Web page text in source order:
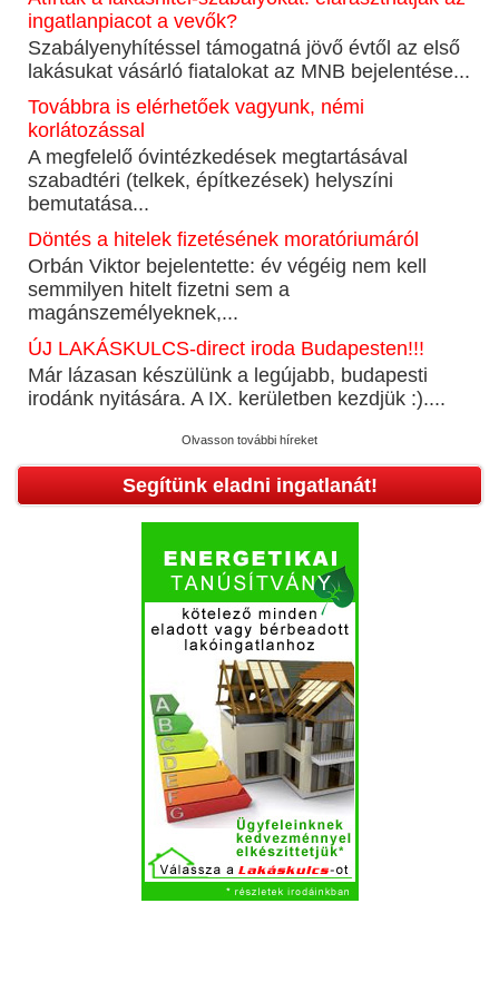
ingatlanpiacot a vevők?
Szabályenyhítéssel támogatná jövő évtől az első
lakásukat vásárló fiatalokat az MNB bejelentése...
Továbbra is elérhetőek vagyunk, némi
korlátozással
A megfelelő óvintézkedések megtartásával
szabadtéri (telkek, építkezések) helyszíni
bemutatása...
Döntés a hitelek fizetésének moratóriumáról
Orbán Viktor bejelentette: év végéig nem kell
semmilyen hitelt fizetni sem a
magánszemélyeknek,...
ÚJ LAKÁSKULCS-direct iroda Budapesten!!!
Már lázasan készülünk a legújabb, budapesti
irodánk nyitására. A IX. kerületben kezdjük :)....
Olvasson további híreket
Segítünk eladni ingatlanát!